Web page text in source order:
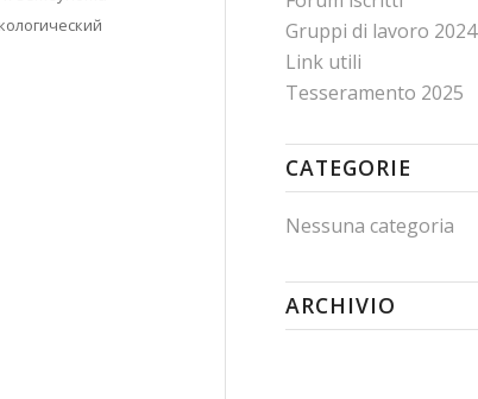
Gruppi di lavoro 2024
Link utili
Tesseramento 2025
CATEGORIE
Nessuna categoria
ARCHIVIO